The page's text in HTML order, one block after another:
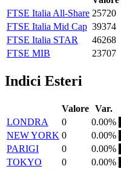
FTSE Italia All-Share 25720
FTSE Italia Mid Cap 39374
FTSE Italia STAR
46268
FTSE MIB
23707
Indici Esteri
Valore Var.
LONDRA
0
0.00%
NEW YORK 0
0.00%
PARIGI
0
0.00%
TOKYO
0
0.00%